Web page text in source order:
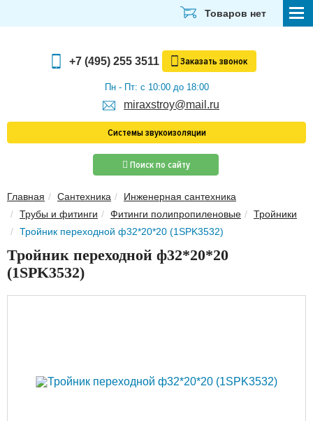
ЭЛЕКТРИКА И ОСВЕЩЕНИЕ
ЗВУКОИЗОЛЯЦИЯ
ТЕПЛОИЗОЛЯЦИЯ
Главная
О компании
Скачать прайс-лист
Товаров нет
+7 (495) 255 3511 Заказать звонок
Пн - Пт: с 10:00 до 18:00
miraxstroy@mail.ru
Системы звукоизоляции
Поиск по сайту
Главная Сантехника
Инженерная сантехника
Трубы и фитинги
Фитинги полипропиленовые
Тройники
Тройник переходной ф32*20*20 (1SPK3532)
Тройник переходной ф32*20*20
(1SPK3532)